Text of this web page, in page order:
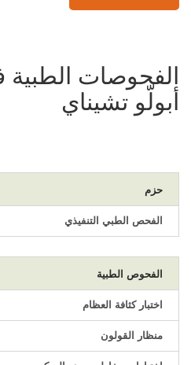
الفحوصات
أبولّو تشيناي
حزم
الفحص الطبي التنفيذي
الفحوص الطبية
اختبار كثافة العظام
منظار القولون